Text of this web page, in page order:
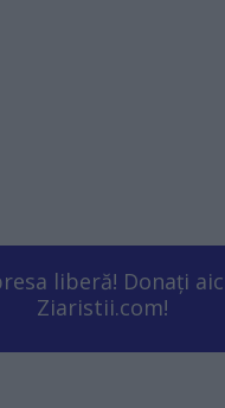
liberă! Donați
Ziaristii.com!